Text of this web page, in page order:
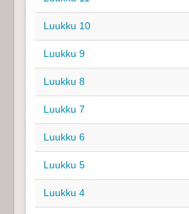
Luukku 10
Luukku 9
Luukku 8
Luukku 7
Luukku 6
Luukku 5
Luukku 4